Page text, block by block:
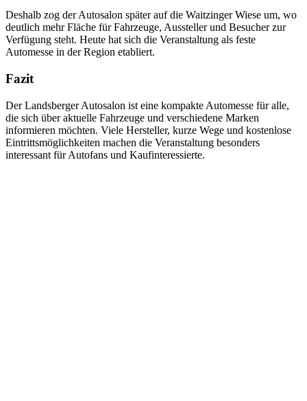
Deshalb zog der Autosalon später auf die Waitzinger Wiese um, wo
deutlich mehr Fläche für Fahrzeuge, Aussteller und Besucher zur
Verfügung steht. Heute hat sich die Veranstaltung als feste
Automesse in der Region etabliert.
Fazit
Der Landsberger Autosalon ist eine kompakte Automesse für alle,
die sich über aktuelle Fahrzeuge und verschiedene Marken
informieren möchten. Viele Hersteller, kurze Wege und kostenlose
Eintrittsmöglichkeiten machen die Veranstaltung besonders
interessant für Autofans und Kaufinteressierte.